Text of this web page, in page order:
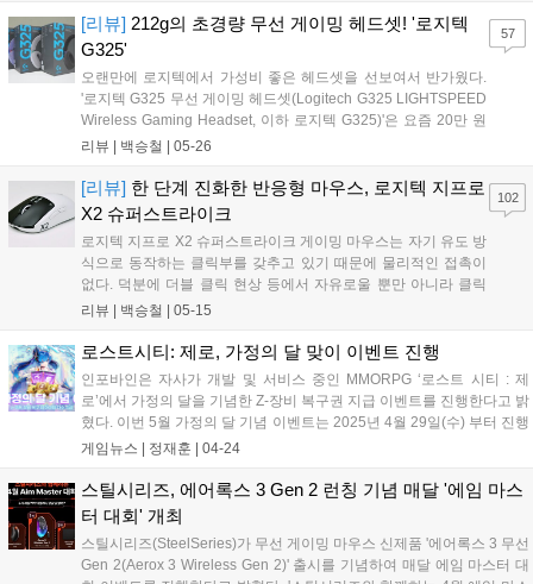
[리뷰] 212g의 초경량 무선 게이밍 헤드셋! '로지텍
G325'
오랜만에 로지텍에서 가성비 좋은 헤드셋을 선보여서 반가웠다.
'로지텍 G325 무선 게이밍 헤드셋(Logitech G325 LIGHTSPEED
Wireless Gaming Headset, 이하 로지텍 G325)'은 요즘 20만 원
은 기본으로 넘는 게이밍 헤드셋 시장에 등장한, 큰마음 먹고 사
하나만큼은 역대급이라고 할 수 있을 정도로 만족스러웠다. 통기
성이 우수한 소재와 귀 주변에 부드럽게 닿는 듀얼 레이어 메모리
폼 이어컵으로 장시간 사용해도 답답함이 적고 쾌적한 편이다....
리뷰 | 백승철 05-26
57
[리뷰] 한 단계 진화한 반응형 마우스, 로지텍 지프로
X2 슈퍼스트라이크
로지텍 지프로 X2 슈퍼스트라이크 게이밍 마우스는 자기 유도 방
식으로 동작하는 클릭부를 갖추고 있기 때문에 물리적인 접촉이
없다. 덕분에 더블 클릭 현상 등에서 자유로울 뿐만 아니라 클릭
형으로 동작하는 스위치의 물리적인 특성상 발생할 수밖에 없는
다. 때문에 더욱 재밌는 건, 마우스 제품 정보 시트에 '마우스 클릭
수명'이 없다....
리뷰 | 백승철 05-15
102
로스트시티: 제로, 가정의 달 맞이 이벤트 진행
인포바인은 자사가 개발 및 서비스 중인 MMORPG ‘로스트 시티 : 제
로’에서 가정의 달을 기념한 Z-장비 복구권 지급 이벤트를 진행한다고 밝
혔다. 이번 5월 가정의 달 기념 이벤트는 2025년 4월 29일(수) 부터 진행
될 예정이며, 희귀 등급 이상의 파괴된 장비를 복구할 수 있는 Z-쿠폰 복
게임뉴스 | 정재훈 04-24
스틸시리즈, 에어록스 3 Gen 2 런칭 기념 매달 '에임 마스
터 대회' 개최
스틸시리즈(SteelSeries)가 무선 게이밍 마우스 신제품 '에어록스 3 무선
Gen 2(Aerox 3 Wireless Gen 2)' 출시를 기념하여 매달 에임 마스터 대